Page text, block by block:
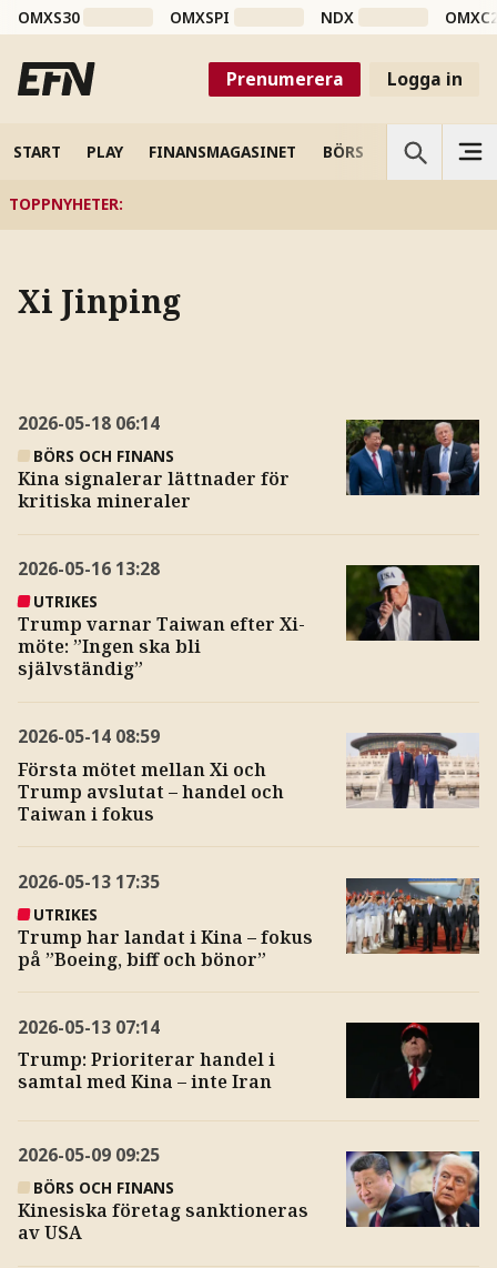
OMXS30 OMXSPI NDX
Prenumerera Logga in
START PLAY FINANSMAGASINET BÖRS VETENSKAP
TOPPNYHETER:
Xi Jinping
2026-05-18 06:14
BÖRS OCH FINANS
Kina signalerar lättnader för
kritiska mineraler
2026-05-16 13:28
UTRIKES
Trump varnar Taiwan efter Xi-
möte: ”Ingen ska bli
självständig”
2026-05-14 08:59
Första mötet mellan Xi och
Trump avslutat – handel och
Taiwan i fokus
2026-05-13 17:35
UTRIKES
Trump har landat i Kina – fokus
på ”Boeing, biff och bönor”
2026-05-13 07:14
Trump: Prioriterar handel i
samtal med Kina – inte Iran
2026-05-09 09:25
BÖRS OCH FINANS
Kinesiska företag sanktioneras
av USA